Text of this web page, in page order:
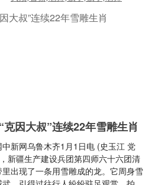
因大叔”连续22年雪雕生肖
新网乌鲁木齐1月1日电 (史玉江 党
新疆生产建设兵团第四师六十六团清
出现了一条用雪雕成的龙。它周身雪